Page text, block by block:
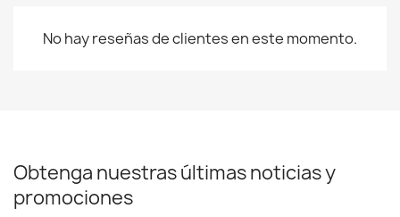
No hay reseñas de clientes en este momento.
Obtenga nuestras últimas noticias y
promociones